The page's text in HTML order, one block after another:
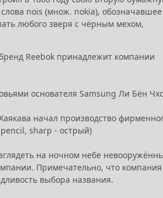
слова nois (множ. nokia), обозначавшее
любого зверя с чёрным мехом,
Reebok принадлежит компании
основателя Samsung Ли Бён
начал производство
sharp - острый)
на ночном небе
Примечательно, что компания
выбора названия.